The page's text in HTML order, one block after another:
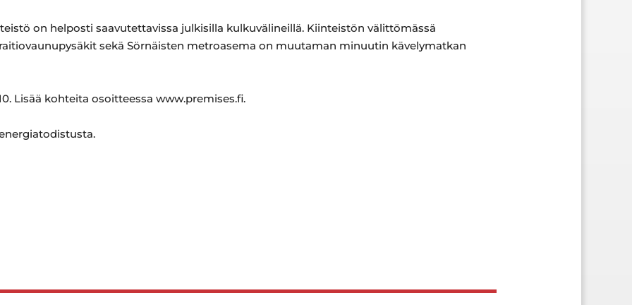
on helposti saavutettavissa julkisilla kulkuvälineillä. Kiinteistön välittömässä
sekä Sörnäisten metroasema on muutaman minuutin kävelymatkan
Lisää kohteita osoitteessa www.premises.fi.